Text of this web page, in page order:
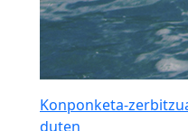
Konponketa-
duten